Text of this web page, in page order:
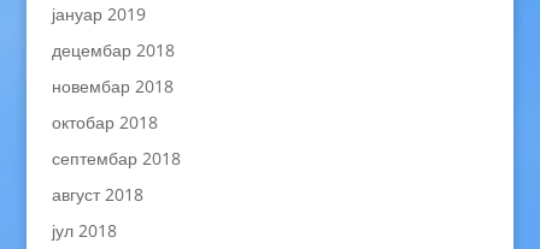
јануар 2019
децембар 2018
новембар 2018
октобар 2018
септембар 2018
август 2018
јул 2018